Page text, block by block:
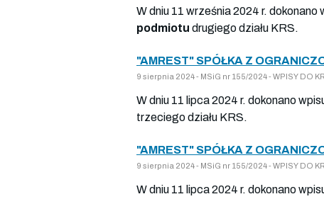
W dniu 11 września 2024 r.
podmiotu drugiego działu KRS.
"AMREST" SPÓŁKA Z
9 sierpnia 2024 - MSiG nr 155/2024 - WPISY DO
W dniu 11 lipca 2024 r. dokonano
trzeciego działu KRS.
"AMREST" SPÓŁKA Z
9 sierpnia 2024 - MSiG nr 155/2024 - WPISY DO
W dniu 11 lipca 2024 r. dokonano